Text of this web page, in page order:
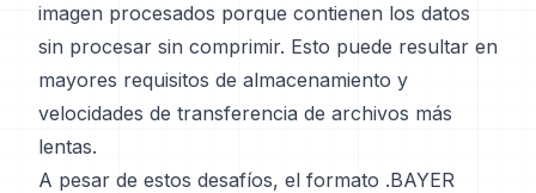
imagen procesados porque contienen los datos
sin procesar sin comprimir. Esto puede resultar en
mayores requisitos de almacenamiento y
velocidades de transferencia de archivos más
lentas.
A pesar de estos desafíos, el formato .BAYER